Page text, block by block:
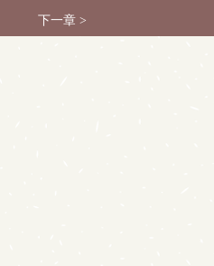
下一章 >